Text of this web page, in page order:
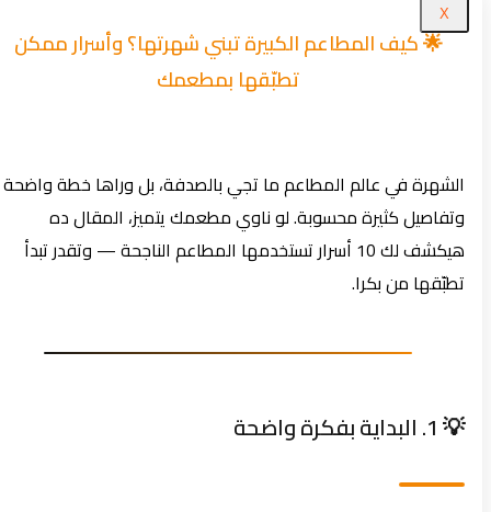
🌟 كيف المطاعم الكبيرة تبني شهرتها؟ وأسرار ممكن
تطبّقها بمطعمك
الشهرة في عالم المطاعم ما تجي بالصدفة، بل وراها خطة واضحة
وتفاصيل كثيرة محسوبة. لو ناوي مطعمك يتميز، المقال ده
هيكشف لك 10 أسرار تستخدمها المطاعم الناجحة — وتقدر تبدأ
تطبّقها من بكرا.
💡 1. البداية بفكرة واضحة